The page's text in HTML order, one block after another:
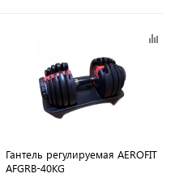
Гантель регулируемая AEROFIT
AFGRB-40KG